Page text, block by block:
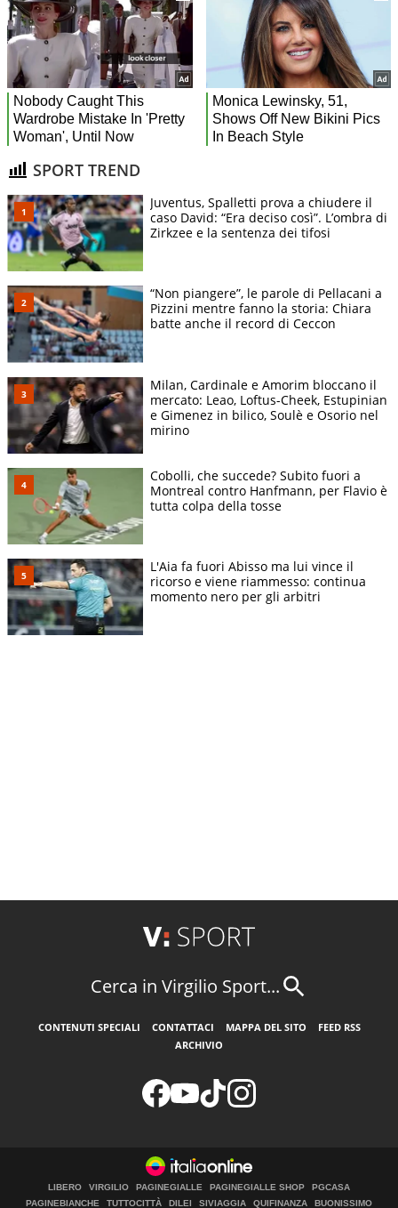
SPORT TREND
Juventus, Spalletti prova a chiudere il
caso David: “Era deciso così”. L’ombra di
Zirkzee e la sentenza dei tifosi
“Non piangere”, le parole di Pellacani a
Pizzini mentre fanno la storia: Chiara
batte anche il record di Ceccon
Milan, Cardinale e Amorim bloccano il
mercato: Leao, Loftus-Cheek, Estupinian
e Gimenez in bilico, Soulè e Osorio nel
mirino
Cobolli, che succede? Subito fuori a
Montreal contro Hanfmann, per Flavio è
tutta colpa della tosse
L'Aia fa fuori Abisso ma lui vince il
ricorso e viene riammesso: continua
momento nero per gli arbitri
Cerca in Virgilio Sport...
CONTENUTI SPECIALI CONTATTACI MAPPA DEL SITO
FEED RSS
ARCHIVIO
LIBERO VIRGILIO PAGINEGIALLE PAGINEGIALLE SHOP
PGCASA
PAGINEBIANCHE
TUTTOCITTÀ DILEI SIVIAGGIA QUIFINANZA BUONISSIMO